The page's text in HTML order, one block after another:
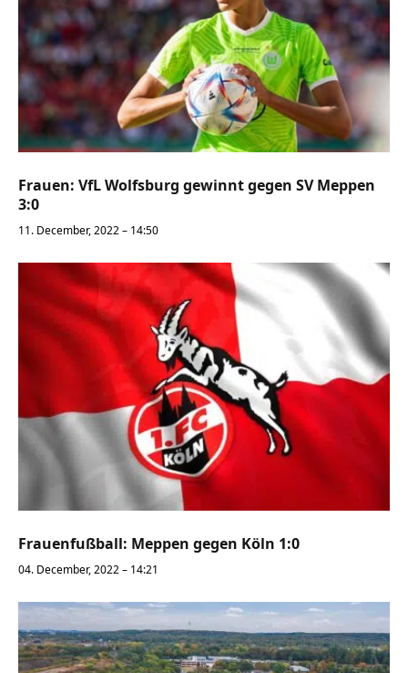
Frauen: VfL Wolfsburg gewinnt gegen SV Meppen
3:0
11. December, 2022 – 14:50
Frauenfußball: Meppen gegen Köln 1:0
04. December, 2022 – 14:21